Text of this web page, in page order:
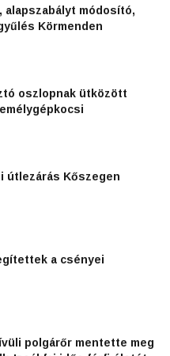
alapszabályt módosító,
Körmenden
oszlopnak ütközött
útlezárás Kőszegen
a csényei
polgárőr mentette meg